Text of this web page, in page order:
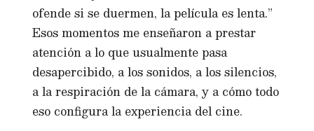
ofende si se duermen, la película es lenta.”
Esos momentos me enseñaron a prestar
atención a lo que usualmente pasa
desapercibido, a los sonidos, a los silencios,
a la respiración de la cámara, y a cómo todo
eso configura la experiencia del cine.